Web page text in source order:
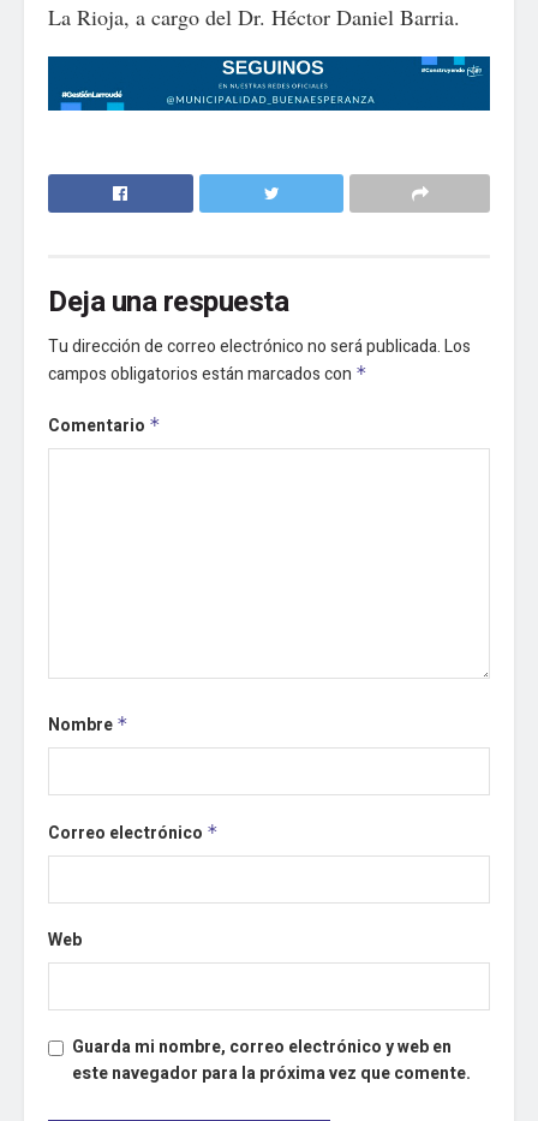
La Rioja, a cargo del Dr. Héctor Daniel Barria.
Deja una respuesta
Tu dirección de correo electrónico no será publicada.Los
campos obligatorios están marcados con *
Comentario *
Nombre *
Correo electrónico *
Web
Guarda mi nombre, correo electrónico y web en
este navegador para la próxima vez que comente.